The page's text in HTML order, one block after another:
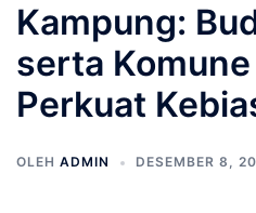
Kampung:
serta
Perkuat
OLEH ADMIN DESEMBER 8,